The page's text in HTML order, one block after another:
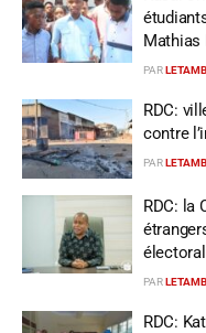
Mathias
PAR
RDC:
contre
PAR
RDC: la
électoral
PAR
RDC: